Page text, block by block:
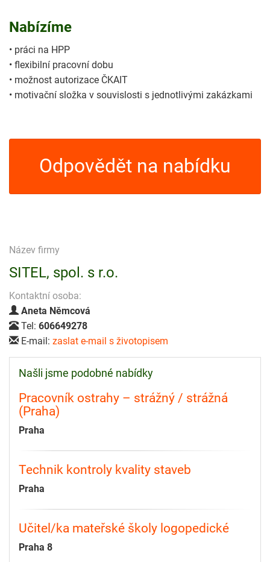
Nabízíme
• práci na HPP
• flexibilní pracovní dobu
• možnost autorizace ČKAIT
• motivační složka v souvislosti s jednotlivými zakázkami
Odpovědět na nabídku
Název firmy
SITEL, spol. s r.o.
Kontaktní osoba:
Aneta Němcová
Tel: 606649278
E-mail: zaslat e-mail s životopisem
Našli jsme podobné nabídky
Pracovník ostrahy – strážný / strážná
(Praha)
Praha
Technik kontroly kvality staveb
Praha
Učitel/ka mateřské školy logopedické
Praha 8